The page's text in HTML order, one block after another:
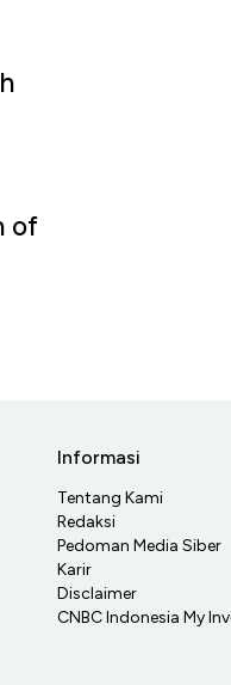
of
Informasi
Tentang Kami
Redaksi
Pedoman Media Siber
Karir
Disclaimer
CNBC Indonesia My